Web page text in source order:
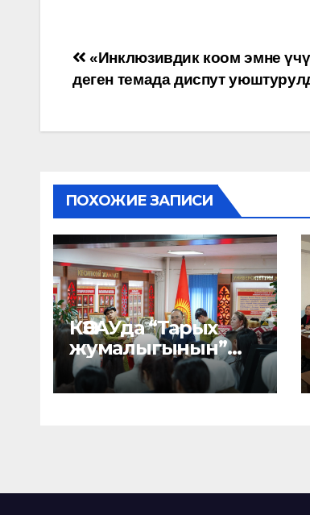
Навигация
по
записям
«Инклюзивдик коом эмне
деген темада диспут
ПОХОЖИЕ ЗАПИСИ
КӨЭАУда “Тарых
жумалыгынын”
расмий ачылышы
өттү